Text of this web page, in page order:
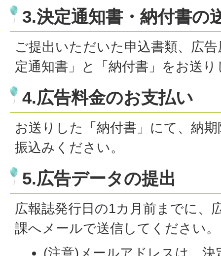
3.決定通知書・納付書の
ご提出いただいた申込書類、広
定通知書」と「納付書」をお送
4.広告料金のお支払い
お送りした「納付書」にて、納
振込みください。
5.広告データの提出
広報誌発行日の1カ月前までに、
課へメールで送信してください。
(注意)メールアドレスは、決